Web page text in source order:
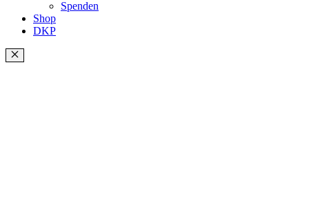
Spenden
Shop
DKP
Schließen